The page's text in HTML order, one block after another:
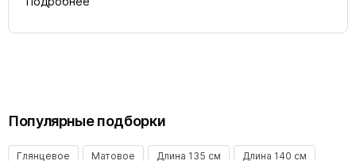
Популярные подборки
Глянцевое Матовое Длина 135 см Длина 140 см